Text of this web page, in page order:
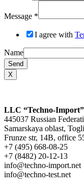
Message *
I agree with
Name
Send
X
LLC “Techno-Import”
445037 Russian
Samarskaya oblast,
Frunze str, 14B, office
+7 (495) 668-08-25
+7 (8482) 20-12-13
info@techno-import.net
info@techno-test.net